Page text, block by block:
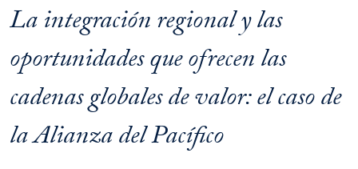
La integración regional y las
oportunidades que ofrecen las
cadenas globales de valor: el caso de
la Alianza del Pacífico